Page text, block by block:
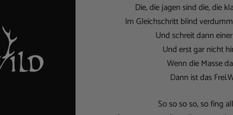
Die, die jagen sind die, die
Im Gleichschritt blind
Und schreit dann
Und erst gar nicht
Wenn die Masse
Dann ist das
So so so so, so fing